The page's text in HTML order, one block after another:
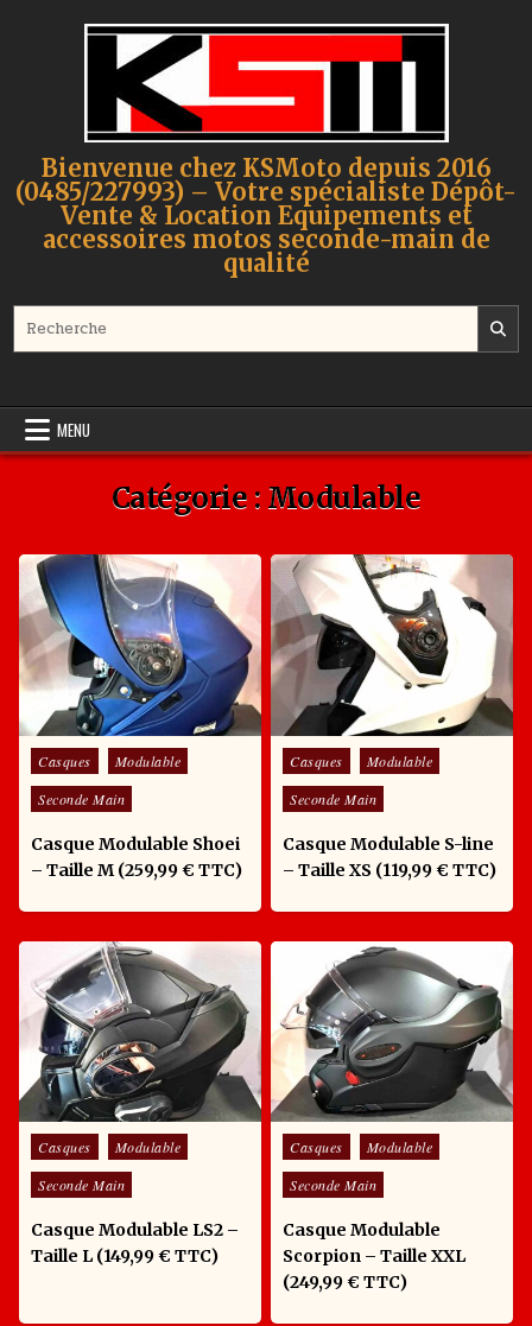
Bienvenue chez KSMoto depuis 2016
(0485/227993) – Votre spécialiste Dépôt-
Vente & Location Equipements et
accessoires motos seconde-main de
qualité
MENU
Catégorie : Modulable
Posted in
Casques
Modulable
Seconde Main
Casque Modulable Shoei
– Taille M (259,99 € TTC)
Posted in
Casques
Modulable
Seconde Main
Casque Modulable S-line
– Taille XS (119,99 € TTC)
Posted in
Casques
Modulable
Seconde Main
Casque Modulable LS2 –
Taille L (149,99 € TTC)
Posted in
Casques
Modulable
Seconde Main
Casque Modulable
Scorpion – Taille XXL
(249,99 € TTC)